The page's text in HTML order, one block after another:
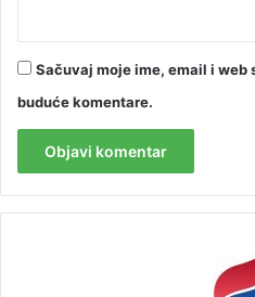
Sačuvaj moje ime, email i web
buduće komentare.